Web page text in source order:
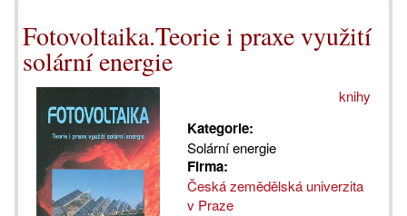
Fotovoltaika.Teorie i praxe využití
solární energie
knihy
Kategorie:
Solární energie
Firma:
Česká zemědělská univerzita
v Praze